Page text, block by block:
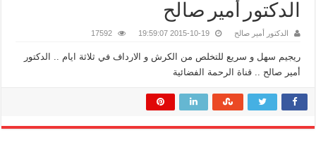
الدكتور أمير صالح
الدكتور أمير صالح 2015-10-19 19:59:07
17592
ريجيم سهل و سريع للتخلص من الكرش و الارداف في ثلاثة ايام .. الدكتور
أمير صالح .. قناة الرحمة الفضائية